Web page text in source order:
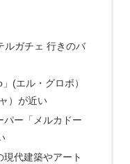
ルガチェ 行きのバ
エル・グロボ）
）が近い
パー「メルカドー
代建築やアート